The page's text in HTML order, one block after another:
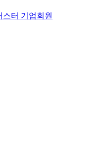
터 기업회원